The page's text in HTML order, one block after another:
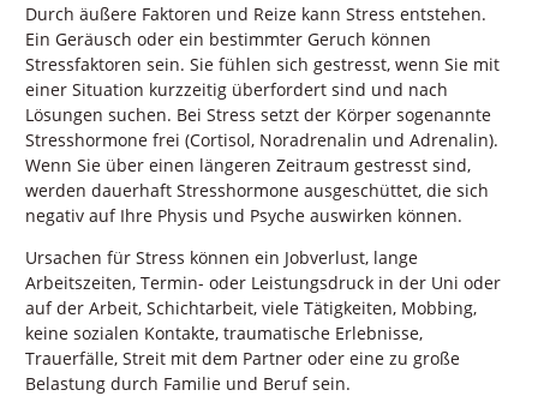
Durch äußere Faktoren und Reize kann Stress entstehen.
Ein Geräusch oder ein bestimmter Geruch können
Stressfaktoren sein. Sie fühlen sich gestresst, wenn Sie mit
einer Situation kurzzeitig überfordert sind und nach
Lösungen suchen. Bei Stress setzt der Körper sogenannte
Stresshormone frei (Cortisol, Noradrenalin und Adrenalin).
Wenn Sie über einen längeren Zeitraum gestresst sind,
werden dauerhaft Stresshormone ausgeschüttet, die sich
negativ auf Ihre Physis und Psyche auswirken können.
Ursachen für Stress können ein Jobverlust, lange
Arbeitszeiten, Termin- oder Leistungsdruck in der Uni oder
auf der Arbeit, Schichtarbeit, viele Tätigkeiten, Mobbing,
keine sozialen Kontakte, traumatische Erlebnisse,
Trauerfälle, Streit mit dem Partner oder eine zu große
Belastung durch Familie und Beruf sein.